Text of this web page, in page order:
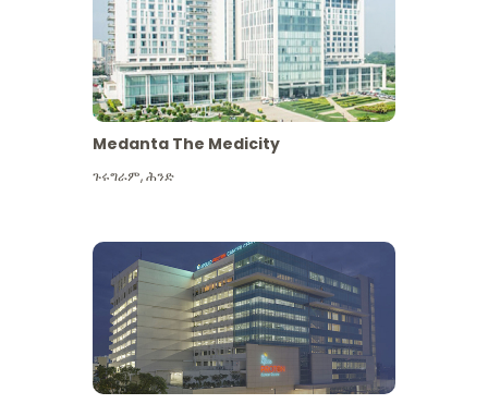
Medanta The Medicity
ጉሩግራም,ሕንድ